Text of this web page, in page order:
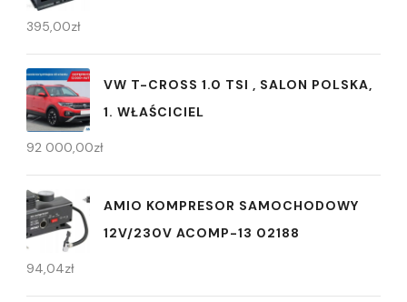
395,00zł
VW T-CROSS 1.0 TSI , SALON POLSKA,
1. WŁAŚCICIEL
92 000,00zł
AMIO KOMPRESOR SAMOCHODOWY
12V/230V ACOMP-13 02188
94,04zł